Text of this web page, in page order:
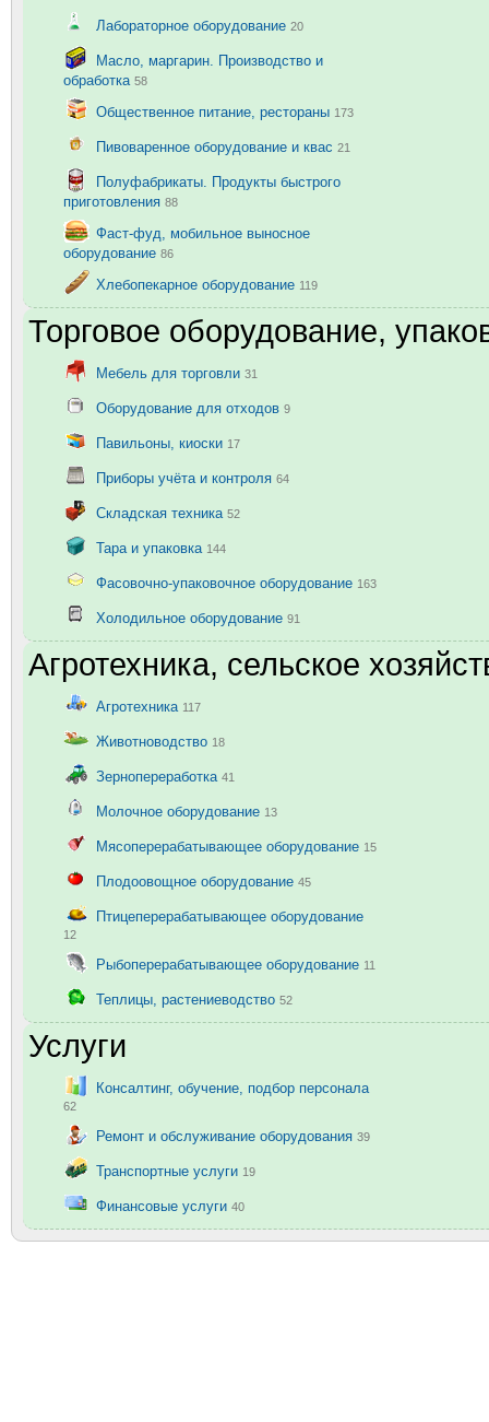
Лабораторное оборудование 20
Масло, маргарин. Производство и
обработка 58
Общественное питание, рестораны 173
Пивоваренное оборудование и квас 21
Полуфабрикаты. Продукты быстрого
приготовления 88
Фаст-фуд, мобильное выносное
оборудование 86
Хлебопекарное оборудование 119
Торговое оборудование,
Мебель для торговли 31
Оборудование для отходов 9
Павильоны, киоски 17
Приборы учёта и контроля 64
Складская техника 52
Тара и упаковка 144
Фасовочно-упаковочное оборудование 163
Холодильное оборудование 91
Агротехника, сельское
Агротехника 117
Животноводство 18
Зернопереработка 41
Молочное оборудование 13
Мясоперерабатывающее оборудование 15
Плодоовощное оборудование 45
Птицеперерабатывающее оборудование
12
Рыбоперерабатывающее оборудование 11
Теплицы, растениеводство 52
Услуги
Консалтинг, обучение, подбор персонала
62
Ремонт и обслуживание оборудования 39
Транспортные услуги 19
Финансовые услуги 40